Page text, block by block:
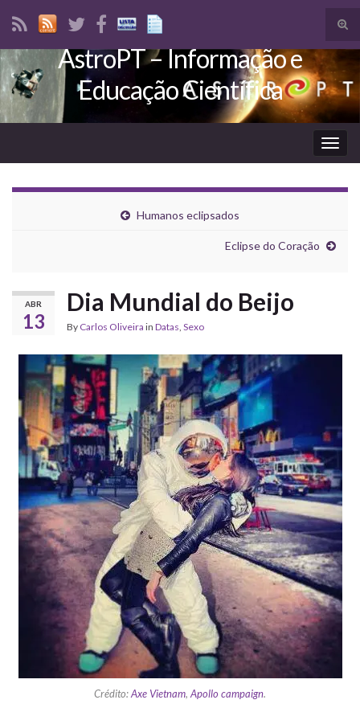
Search for:
AstroPT – Informação e
Educação Científica
Humanos eclipsados
Eclipse do Coração
ABR
13
Dia Mundial do Beijo
By Carlos Oliveira in Datas, Sexo
Crédito:Axe Vietnam,Apollo campaign.